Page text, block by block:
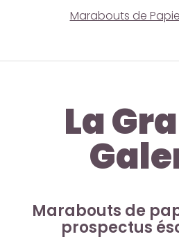
Marabouts de
La
Marabouts de
prospectus